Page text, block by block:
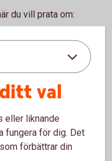
du vill prata om:
placeringar
val
eller liknande
fungera för dig. Det
förbättrar din